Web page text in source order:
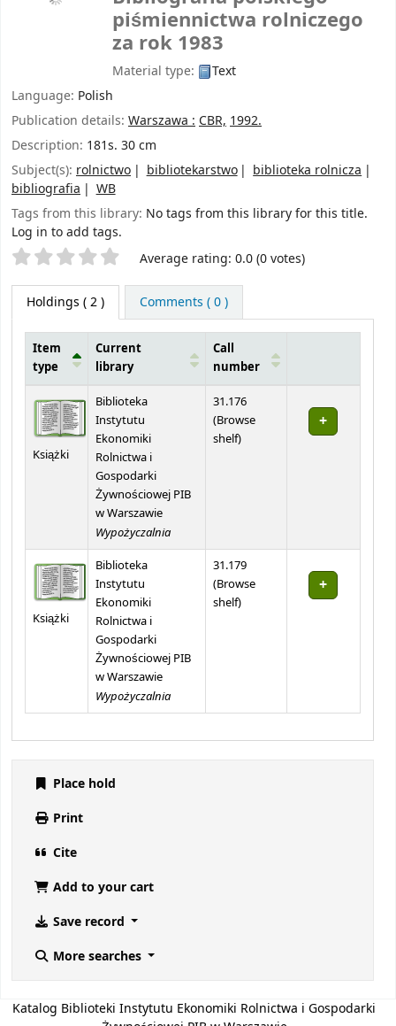
piśmiennictwa rolniczego
za rok 1983
Material type:
Text
Language: Polish
Publication details: Warszawa : CBR, 1992.
Description: 181s. 30 cm
Subject(s): rolnictwo bibliotekarstwo
biblioteka rolnicza
bibliografia
WB
Tags from this library: No tags from this library for this title.
Log in to add tags.
Star ratings Average rating: 0.0 (0 votes)
Holdings ( 2 ) Comments ( 0 )
Item
type
Current
library
Call
number
Książki
Biblioteka
Instytutu
Ekonomiki
Rolnictwa i
Gospodarki
Żywnościowej PIB
w Warszawie
Wypożyczalnia
31.176
(Browse
shelf(Opens below)
)
Książki
Biblioteka
Instytutu
Ekonomiki
Rolnictwa i
Gospodarki
Żywnościowej PIB
w Warszawie
Wypożyczalnia
31.179
(Browse
shelf(Opens below)
)
Place hold
Print
Cite
Add to your cart
Save record
More searches
Katalog Biblioteki Instytutu Ekonomiki Rolnictwa i Gospodarki